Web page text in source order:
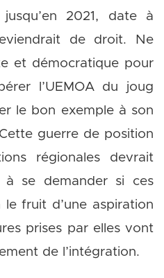
2021, date à
de droit. Ne
et démocratique pour
l’UEMOA du joug
le bon exemple à son
guerre de position
régionales devrait
à se demander si ces
fruit d’une aspiration
prises par elles vont
de l’intégration.